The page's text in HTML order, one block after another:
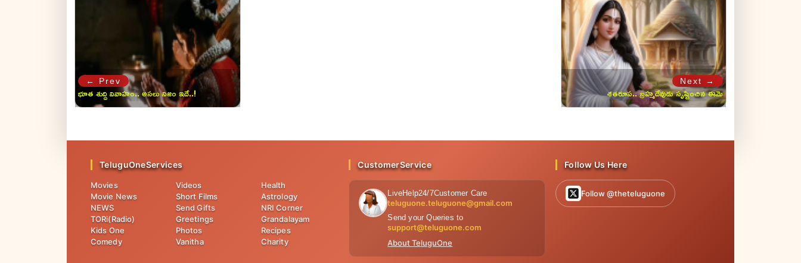
← Prev
భూత శుద్ది వివాహం.. అసలు నిజం ఇదే..!
Next →
శతరూప.. బ్రహ్మదేవుడు సృష్టించిన ఈమె
రహస్యం ఇదే..!
TeluguOneServices
Movies
Movie News
NEWS
TORi(Radio)
Kids One
Comedy
Videos
Short Films
Send Gifts
Greetings
Photos
Vanitha
Health
Astrology
NRI Corner
Grandalayam
Recipes
Charity
CustomerService
LiveHelp24/7Customer Care
teluguone.teluguone@gmail.com
Send your Queries to
support@teluguone.com
About TeluguOne
Follow Us Here
Follow @theteluguone